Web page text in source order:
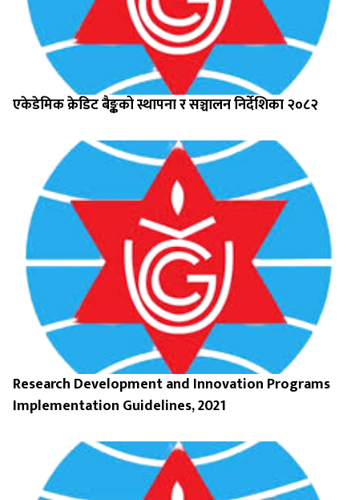
एकेडेमिक क्रेडिट बैङ्कको स्थापना र सञ्चालन निर्देशिका २०८२
Research Development and Innovation Programs
Implementation Guidelines, 2021